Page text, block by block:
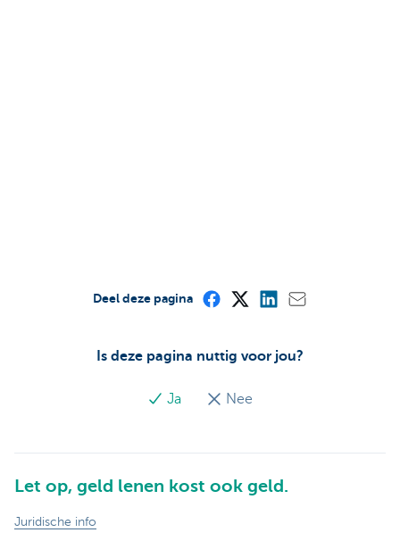
Is deze pagina nuttig voor jou?
Ja Nee
Deel deze pagina
Let op, geld lenen kost ook geld.
Juridische info